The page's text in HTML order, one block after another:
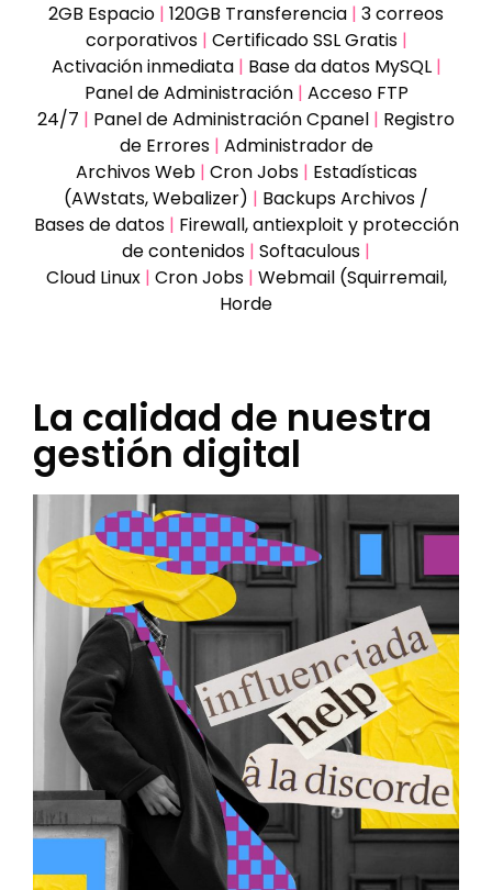
2GB Espacio | 120GB Transferencia | 3 correos
corporativos | Certificado SSL Gratis |
Activación inmediata | Base da datos MySQL |
Panel de Administración | Acceso FTP
24/7 | Panel de Administración Cpanel | Registro
de Errores | Administrador de
Archivos Web | Cron Jobs | Estadísticas
(AWstats, Webalizer) | Backups Archivos /
Bases de datos | Firewall, antiexploit y protección
de contenidos | Softaculous |
Cloud Linux | Cron Jobs | Webmail (Squirremail,
Horde
La calidad de nuestra
gestión digital